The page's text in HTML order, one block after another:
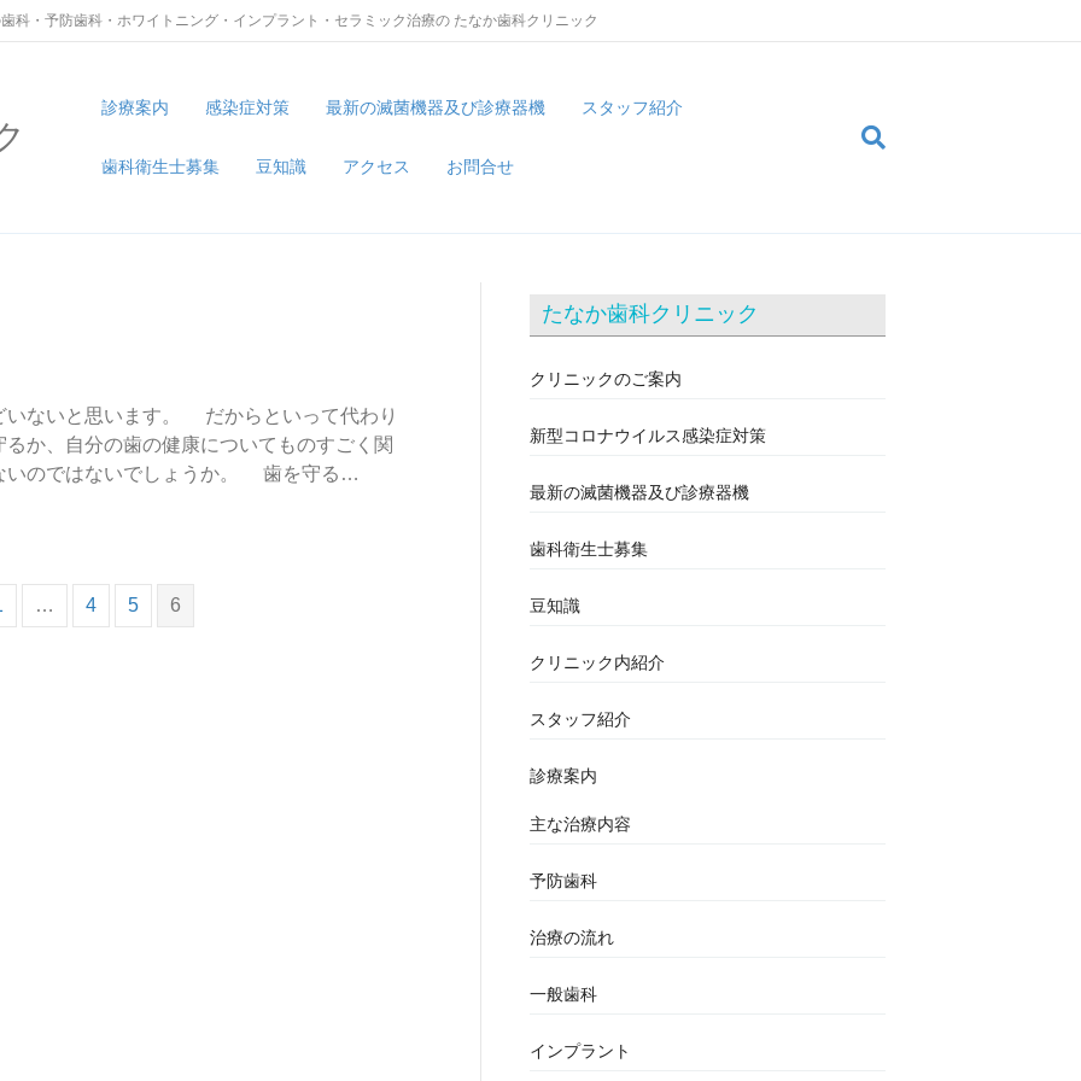
科・予防歯科・ホワイトニング・インプラント・セラミック治療の たなか歯科クリニック
診療案内 感染症対策 最新の滅菌機器及び診療器機 スタッフ紹介
歯科衛生士募集 豆知識 アクセス お問合せ
いないと思います。 だからといって代わり
か、自分の歯の健康についてものすごく関
いのではないでしょうか。 歯を守る…
… 4 5 6
たなか歯科クリニック
クリニックのご案内
新型コロナウイルス感染症対策
最新の滅菌機器及び診療器機
歯科衛生士募集
豆知識
クリニック内紹介
スタッフ紹介
診療案内
主な治療内容
予防歯科
治療の流れ
一般歯科
インプラント